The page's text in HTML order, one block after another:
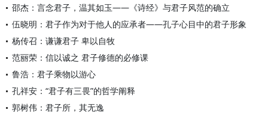
邵杰：言念君子，温其如玉——《诗经》与君子风范的确立
伍晓明：君子作为对于他人的应承者——孔子心目中的君子形象
杨传召：谦谦君子 卑以自牧
范丽荣：信以诚之 君子修德的必修课
鲁浩：君子乘物以游心
孔祥安：“君子有三畏”的哲学阐释
郭树伟：君子所，其无逸